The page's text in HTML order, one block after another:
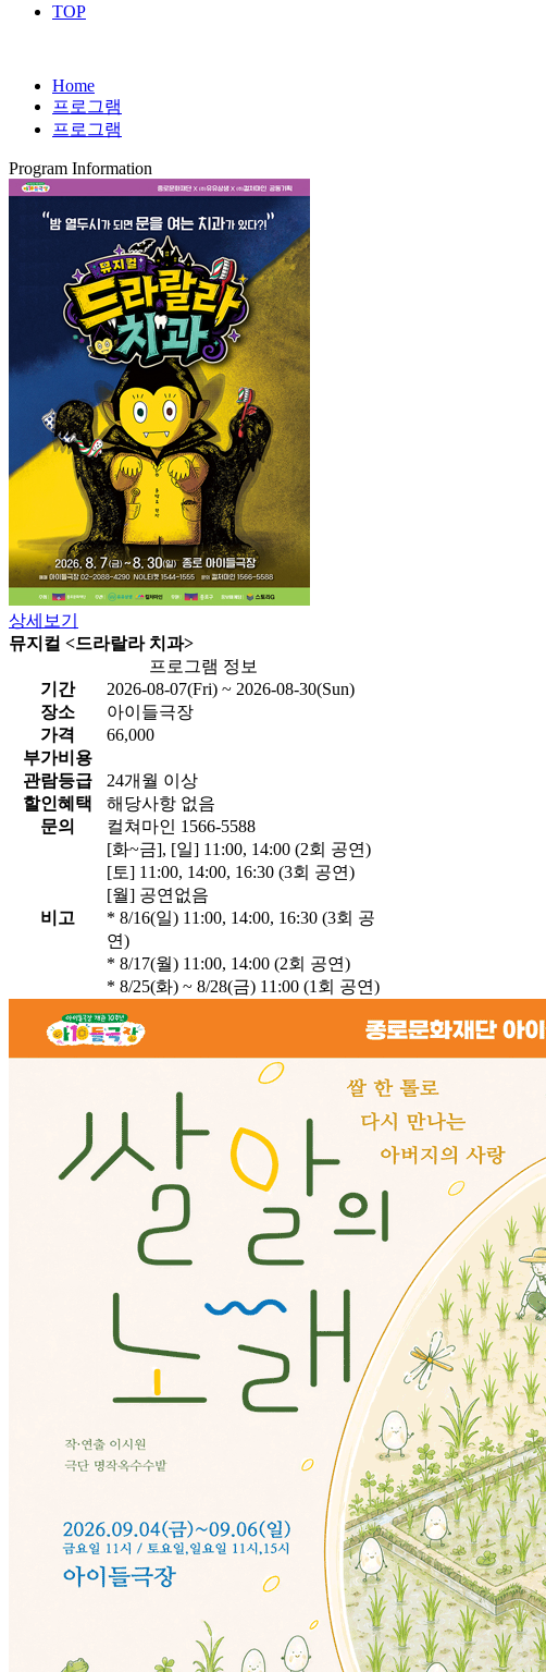
TOP
Home
프로그램
프로그램
Program Information
상세보기
뮤지컬 <드라랄라 치과>
프로그램 정보
기간
2026-08-07(Fri) ~ 2026-08-30(Sun)
장소
아이들극장
가격
66,000
부가비용
관람등급
24개월 이상
할인혜택
해당사항 없음
문의
컬쳐마인 1566-5588
비고
[화~금], [일] 11:00, 14:00 (2회 공연)
[토] 11:00, 14:00, 16:30 (3회 공연)
[월] 공연없음
* 8/16(일) 11:00, 14:00, 16:30 (3회 공
연)
* 8/17(월) 11:00, 14:00 (2회 공연)
* 8/25(화) ~ 8/28(금) 11:00 (1회 공연)